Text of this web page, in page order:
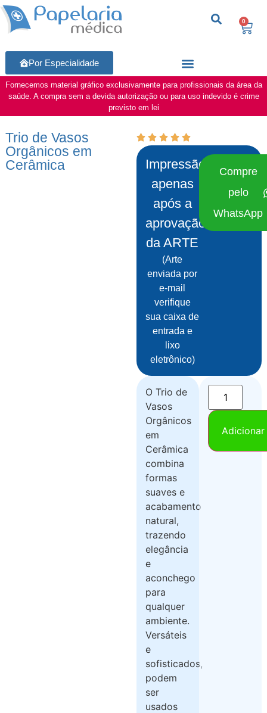
0
Por Especialidade
Fornecemos material gráfico exclusivamente para profissionais da área da
saúde. A compra sem a devida autorização ou para uso indevido é crime
previsto em lei
Trio de Vasos
Orgânicos em
Cerâmica
Impressão
apenas
após a
aprovação
da ARTE
(Arte
enviada por
e-mail
verifique
sua caixa de
entrada e
lixo
eletrônico)
Compre
pelo
WhatsApp
O Trio de
Vasos
Orgânicos
em
Cerâmica
combina
formas
suaves e
acabamento
natural,
trazendo
elegância
e
aconchego
para
qualquer
ambiente.
Versáteis
e
sofisticados,
podem
ser
usados